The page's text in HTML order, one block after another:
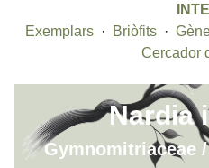
Exemplars · Briòfits ·
Cercador
Nardia
Gymnomitriaceae